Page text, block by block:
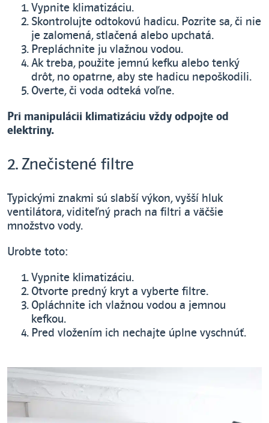
Vypnite klimatizáciu.
Skontrolujte odtokovú hadicu. Pozrite sa, či nie
je zalomená, stlačená alebo upchatá.
Prepláchnite ju vlažnou vodou.
Ak treba, použite jemnú kefku alebo tenký
drôt, no opatrne, aby ste hadicu nepoškodili.
Overte, či voda odteká voľne.
Pri manipulácii klimatizáciu vždy odpojte od
elektriny.
2. Znečistené filtre
Typickými znakmi sú slabší výkon, vyšší hluk
ventilátora, viditeľný prach na filtri a väčšie
množstvo vody.
Urobte toto:
Vypnite klimatizáciu.
Otvorte predný kryt a vyberte filtre.
Opláchnite ich vlažnou vodou a jemnou
kefkou.
Pred vložením ich nechajte úplne vyschnúť.